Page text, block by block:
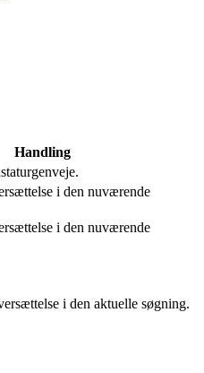
Handling
i den nuværende
i den nuværende
i den aktuelle søgning.